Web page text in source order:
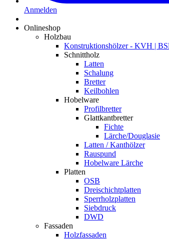
Anmelden
Onlineshop
Holzbau
Konstruktionshölzer - KVH |
Schnittholz
Latten
Schalung
Bretter
Keilbohlen
Hobelware
Profilbretter
Glattkantbretter
Fichte
Lärche/Douglasie
Latten / Kanthölzer
Rauspund
Hobelware Lärche
Platten
OSB
Dreischichtplatten
Sperrholzplatten
Siebdruck
DWD
Fassaden
Holzfassaden